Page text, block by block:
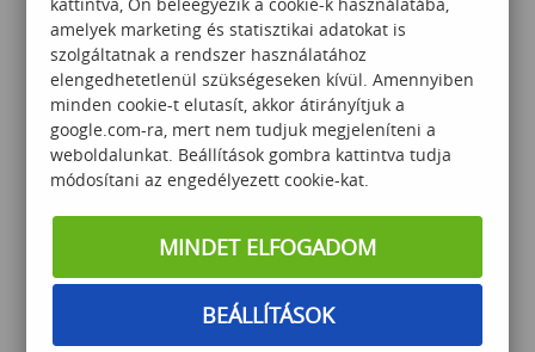
107 000Ft
amelyek marketing és statisztikai adatokat is
szolgáltatnak a rendszer használatához
elengedhetetlenül szükségeseken kívül. Amennyiben
minden cookie-t elutasít, akkor átirányítjuk a
google.com-ra, mert nem tudjuk megjeleníteni a
weboldalunkat. Beállítások gombra kattintva tudja
módosítani az engedélyezett cookie-kat.
MINDET ELFOGADOM
BEÁLLÍTÁSOK